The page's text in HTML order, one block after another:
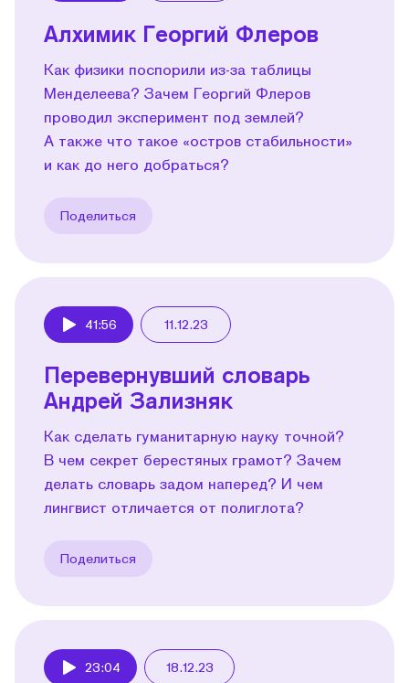
Алхимик Георгий Флеров
Как физики поспорили из-за таблицы
Менделеева? Зачем Георгий Флеров
проводил эксперимент под землей?
А также что такое «остров стабильности»
и как до него добраться?
Поделиться
41:56 11.12.23
Перевернувший словарь
Андрей Зализняк
Как сделать гуманитарную науку точной?
В чем секрет берестяных грамот? Зачем
делать словарь задом наперед? И чем
лингвист отличается от полиглота?
Поделиться
23:04 18.12.23